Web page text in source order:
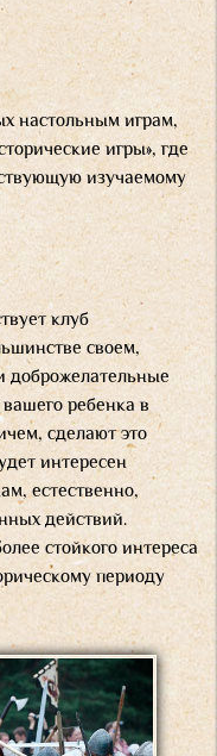
настольным играм,
игры», где
изучаемому
клуб
своем,
доброжелательные
ребенка в
сделают это
интересен
естественно,
действий.
стойкого интереса
периоду